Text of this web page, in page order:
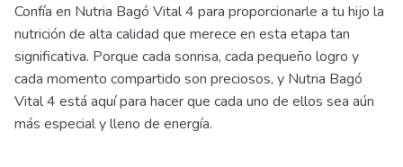
Confía en Nutria Bagó Vital 4 para proporcionarle a tu hijo la
nutrición de alta calidad que merece en esta etapa tan
significativa. Porque cada sonrisa, cada pequeño logro y
cada momento compartido son preciosos, y Nutria Bagó
Vital 4 está aquí para hacer que cada uno de ellos sea aún
más especial y lleno de energía.